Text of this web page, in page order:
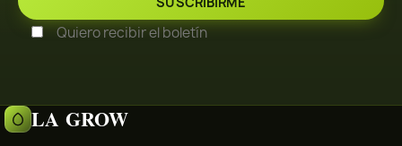
Quiero recibir el boletín
LA GROW